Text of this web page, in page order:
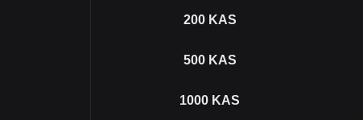
200 KAS
500 KAS
1000 KAS